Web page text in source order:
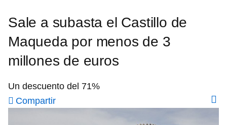
Sale a subasta el Castillo de
Maqueda por menos de 3
millones de euros
Un descuento del 71%
Compartir